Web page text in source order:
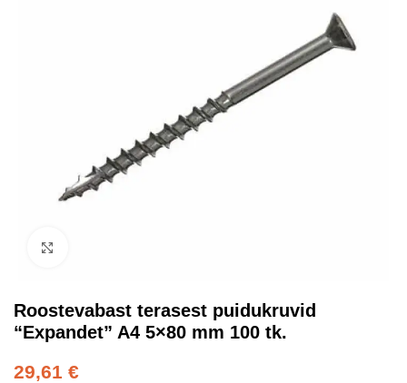
Roostevabast terasest puidukruvid
“Expandet” A4 5×80 mm 100 tk.
29,61 €